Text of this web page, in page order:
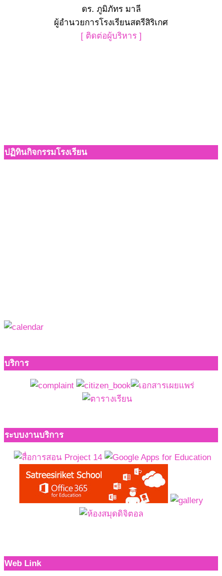
ดร. ภูมิภัทร มาลี
ผู้อำนวยการโรงเรียนสตรีสิริเกศ
[ ติดต่อผู้บริหาร ]
ปฏิทินกิจกรรมโรงเรียน
บริการ
ระบบงานบริการ
Web Link